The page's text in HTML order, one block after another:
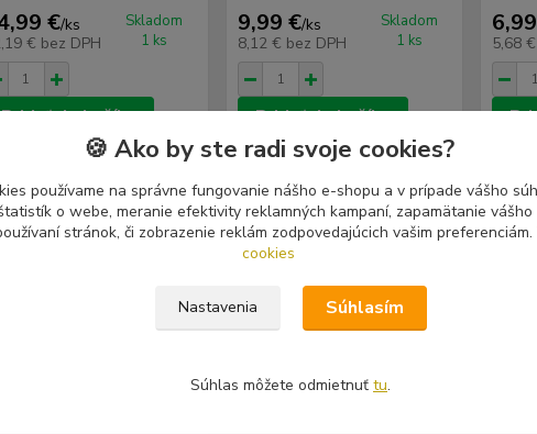
€/ks
€ bez DPH
Skladom
1 ks
Pridať do košíka
9,99 €/ks
8,12 € bez DPH
Skladom
1 ks
Pridať do košíka
5,68 €
🍪 Ako by ste radi svoje cookies?
používame na správne fungovanie nášho e-shopu a v prípade vášho
o webe, meranie efektivity reklamných kampaní, zapamätanie
stránok, či zobrazenie reklám zodpovedajúcich vašim preferenciám.
cookies
Nastavenia Súhlasím
Súhlas môžete odmietnuť tu.